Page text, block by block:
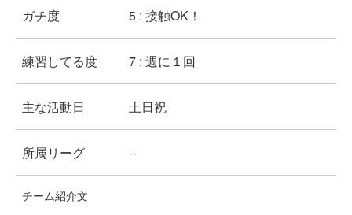
ガチ度 5 : 接触OK！
練習してる度 7 : 週に１回
主な活動日 土日祝
所属リーグ --
チーム紹介文